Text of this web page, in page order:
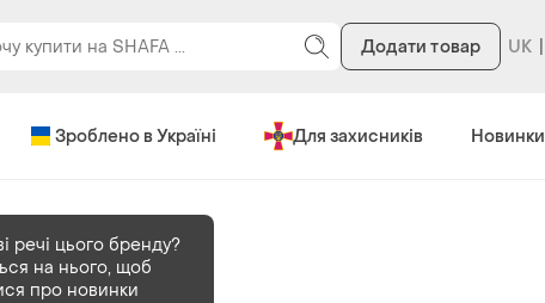
Додати товар
Зроблено в Україні Для захисників Новинки
1 шт
речі цього бренду?
на нього, щоб
про новинки